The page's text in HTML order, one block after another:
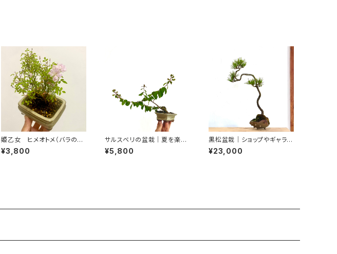
姫乙女 ヒメオトメ（バラのミ
ニ盆栽）白長方鉢｜高さ 約18
cm
¥3,800
サルスベリの盆栽｜夏を楽し
む一点物｜高さ約20cm
¥5,800
黒松盆栽｜ショップやギャラリ
ーの空間演出に｜高さ約48c
m
¥23,000